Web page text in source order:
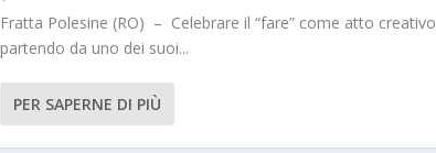
Fratta Polesine (RO) – Celebrare il “fare” come atto creativo
partendo da uno dei suoi...
PER SAPERNE DI PIÙ